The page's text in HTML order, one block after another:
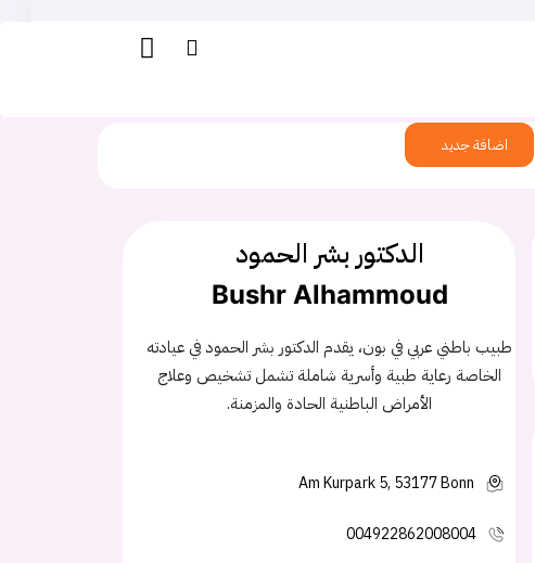
اضافة جديد
الدكتور بشر الحمود
Bushr Alhammoud
طبيب باطني عربي في بون، يقدم الدكتور بشر الحمود في عيادته
الخاصة رعاية طبية وأسرية شاملة تشمل تشخيص وعلاج
الأمراض الباطنية الحادة والمزمنة.
Am Kurpark 5, 53177 Bonn
004922862008004